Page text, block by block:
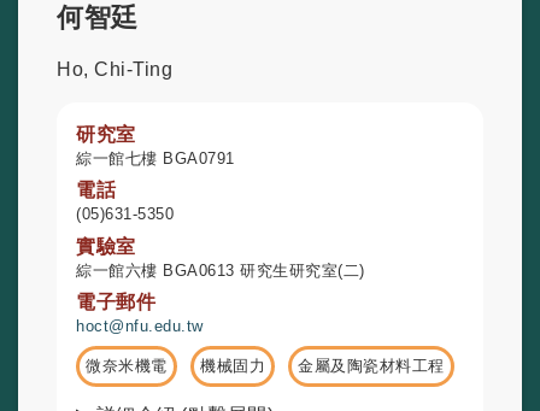
何智廷
Ho, Chi-Ting
研究室
綜一館七樓 BGA0791
電話
(05)631-5350
實驗室
綜一館六樓 BGA0613 研究生研究室(二)
電子郵件
hoct@nfu.edu.tw
微奈米機電 機械固力 金屬及陶瓷材料工程